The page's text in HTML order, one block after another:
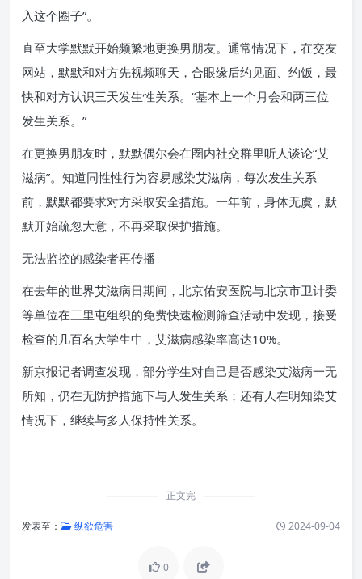
入这个圈子”。
直至大学默默开始频繁地更换男朋友。通常情况下，在交友
网站，默默和对方先视频聊天，合眼缘后约见面、约饭，最
快和对方认识三天发生性关系。“基本上一个月会和两三位
发生关系。”
在更换男朋友时，默默偶尔会在圈内社交群里听人谈论“艾
滋病”。知道同性性行为容易感染艾滋病，每次发生关系
前，默默都要求对方采取安全措施。一年前，身体无虞，默
默开始疏忽大意，不再采取保护措施。
无法监控的感染者再传播
在去年的世界艾滋病日期间，北京佑安医院与北京市卫计委
等单位在三里屯组织的免费快速检测筛查活动中发现，接受
检查的几百名大学生中，艾滋病感染率高达10%。
新京报记者调查发现，部分学生对自己是否感染艾滋病一无
所知，仍在无防护措施下与人发生关系；还有人在明知染艾
情况下，继续与多人保持性关系。
正文完
发表至： 纵欲危害 2024-09-04
0